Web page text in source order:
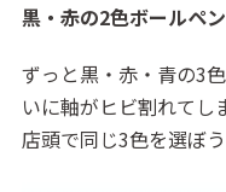
黒・赤の2色ボールペ
ずっと黒・赤・青の3
いに軸がヒビ割れてし
店頭で同じ3色を選ぼう